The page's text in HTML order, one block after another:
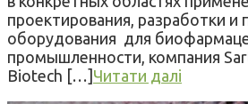
проектирования, разработки и
оборудования для
промышленности, компания
Biotech […] Читати далі